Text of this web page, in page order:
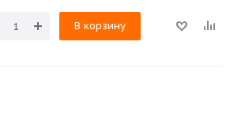
В корзину